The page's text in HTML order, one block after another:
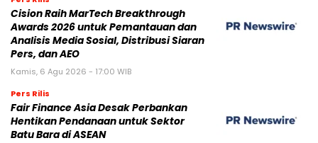
Cision Raih MarTech Breakthrough
Awards 2026 untuk Pemantauan dan
Analisis Media Sosial, Distribusi Siaran
Pers, dan AEO
Kamis, 6 Agu 2026 - 17:00 WIB
Pers Rilis
Fair Finance Asia Desak Perbankan
Hentikan Pendanaan untuk Sektor
Batu Bara di ASEAN